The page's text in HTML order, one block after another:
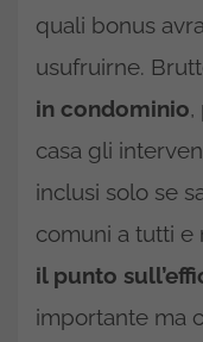
quali bonus
usufruirne.
in condominio,
casa gli
inclusi solo se
comuni a tutti e
il punto
importante ma